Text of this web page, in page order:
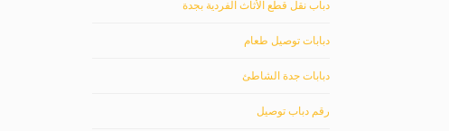
دباب نقل قطع الأثاث الفردية بجدة
دبابات توصيل طعام
دبابات جدة الشاطئ
رقم دباب توصيل